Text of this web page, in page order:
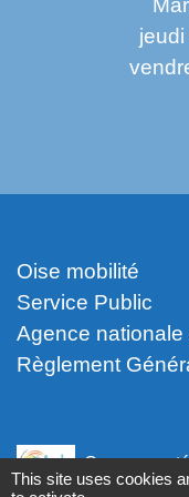
Oise mobilité
Service Public
Agence
Règlement
This site uses cookies